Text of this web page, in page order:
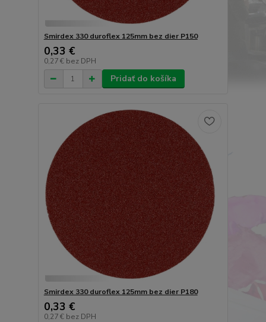
Smirdex 330 duroflex 125mm bez dier P150
0,33 €
0,27 € bez DPH
Pridať do košíka
Smirdex 330 duroflex 125mm bez dier P180
0,33 €
0,27 € bez DPH